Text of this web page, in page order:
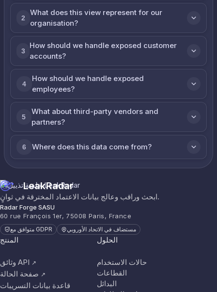
2
What does this view represent for our
organisation?
3
How should we handle exposed customer
accounts?
4
How should we handle exposed
employees?
5
What about third-party vendors and
partners?
6 Where does this data come from?
LeakRadar
ابحث وراقب وعالج بيانات الاعتماد المخترقة في ثوانٍ.
Radar Forge SASU
60 rue François 1er, 75008 Paris, France
متوافق مع GDPR مستضاف في الاتحاد الأوروبي
المنتج
وثائق API ↗
صفحة الحالة ↗
قاعدة بيانات التسريبات
الحلول
حالات الاستخدام
القطاعات
البدائل